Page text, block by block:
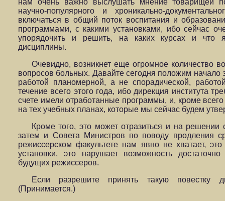
нам очень важно выслушать мнение товарищей
научно-популярного и хроникально-
включаться в общий поток воспитания и
программами, с какими установками, ибо сейчас
упорядочить и решить, на каких курсах и что
дисциплины.
Очевидно, возникнет еще огромное количество
вопросов больных. Давайте сегодня положим начало
работой планомерной, а не спорадической,
течение всего этого года, ибо дирекция института
счете имели отработанные программы, и, кроме
на тех учебных планах, которые мы сейчас будем
Кроме того, это может отразиться и на решении
затем и Совета Министров по поводу продления
режиссерском факультете нам явно не хватает,
установки, это нарушает возможность
будущих режиссеров.
Если разрешите принять такую повестку
(Принимается.)